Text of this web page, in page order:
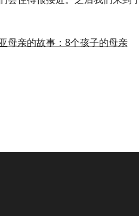
母亲的故事：8个孩子的母亲